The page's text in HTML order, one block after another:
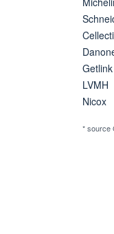
LVMH
Nicox
* source